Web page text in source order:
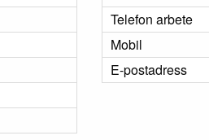
Telefon arbete
Mobil
E-postadress